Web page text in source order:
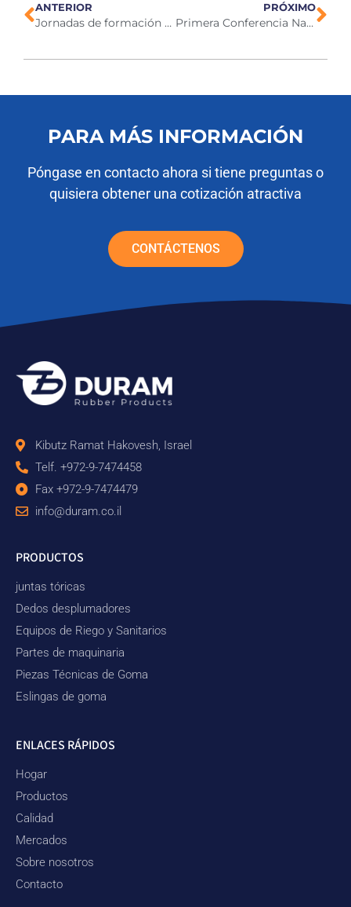
ANTERIOR
Jornadas de formación y salida de empresa, 19-21 nov 2024
PRÓXIMO
Primera Conferencia Nacional de Mataderos Diciembre de 2024
PARA MÁS INFORMACIÓN
Póngase en contacto ahora si tiene preguntas o
quisiera obtener una cotización atractiva
CONTÁCTENOS
Kibutz Ramat Hakovesh, Israel
Telf. +972-9-7474458
Fax +972-9-7474479
info@duram.co.il
PRODUCTOS
juntas tóricas
Dedos desplumadores
Equipos de Riego y Sanitarios
Partes de maquinaria
Piezas Técnicas de Goma
Eslingas de goma
ENLACES RÁPIDOS
Hogar
Productos
Calidad
Mercados
Sobre nosotros
Contacto